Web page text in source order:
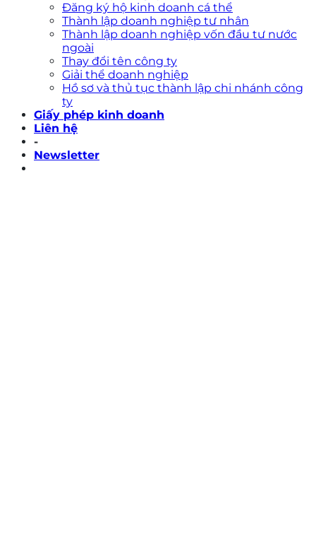
Đăng ký hộ kinh doanh cá thể
Thành lập doanh nghiệp tư nhân
Thành lập doanh nghiệp vốn đầu tư nước
ngoài
Thay đổi tên công ty
Giải thể doanh nghiệp
Hồ sơ và thủ tục thành lập chi nhánh công
ty
Giấy phép kinh doanh
Liên hệ
-
Newsletter